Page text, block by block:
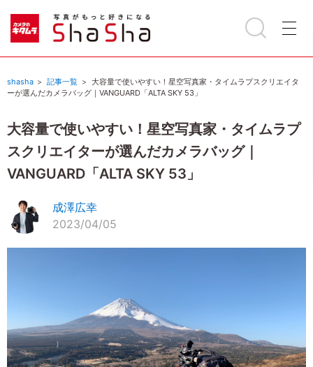
shasha 記事一覧
大容量で使いやすい！星空写真家・タイムラプスクリエイタ
ーが選んだカメラバッグ｜VANGUARD「ALTA SKY 53」
大容量で使いやすい！星空写真家・タイムラプ
スクリエイターが選んだカメラバッグ｜
VANGUARD「ALTA SKY 53」
成澤広幸
2023/04/05